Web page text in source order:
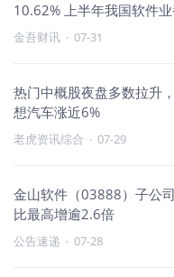
10.62% 上半年我国软件
万亿元
金吾财讯 · 07-31
热门中概股夜盘多数拉升
想汽车涨近6%
老虎资讯综合 · 07-29
金山软件（03888）子公
比最高增逾2.6倍
公告速递 · 07-28